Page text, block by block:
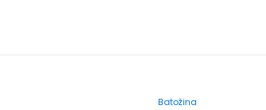
Batožina